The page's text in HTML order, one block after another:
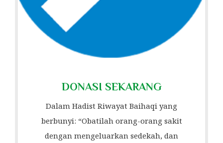
DONASI SEKARANG
Dalam Hadist Riwayat Baihaqi yang
berbunyi: “Obatilah orang-orang sakit
dengan mengeluarkan sedekah, dan